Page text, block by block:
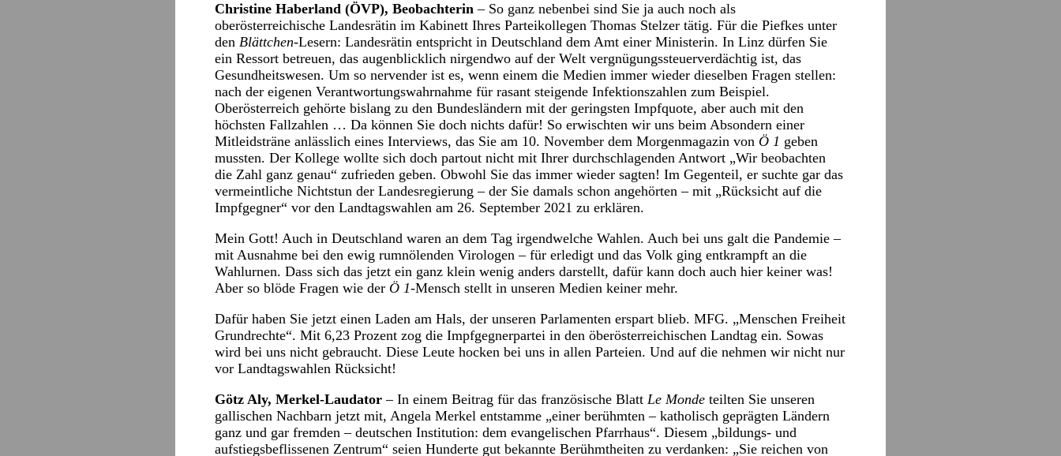
Christine Haberland (ÖVP), Beobachterin – So ganz nebenbei sind Sie ja auch noch als
oberösterreichische Landesrätin im Kabinett Ihres Parteikollegen Thomas Stelzer tätig. Für die Piefkes unter
den Blättchen-Lesern: Landesrätin entspricht in Deutschland dem Amt einer Ministerin. In Linz dürfen Sie
ein Ressort betreuen, das augenblicklich nirgendwo auf der Welt vergnügungssteuerverdächtig ist, das
Gesundheitswesen. Um so nervender ist es, wenn einem die Medien immer wieder dieselben Fragen stellen:
nach der eigenen Verantwortungswahrnahme für rasant steigende Infektionszahlen zum Beispiel.
Oberösterreich gehörte bislang zu den Bundesländern mit der geringsten Impfquote, aber auch mit den
höchsten Fallzahlen … Da können Sie doch nichts dafür! So erwischten wir uns beim Absondern einer
Mitleidsträne anlässlich eines Interviews, das Sie am 10. November dem Morgenmagazin von Ö 1 geben
mussten. Der Kollege wollte sich doch partout nicht mit Ihrer durchschlagenden Antwort „Wir beobachten
die Zahl ganz genau“ zufrieden geben. Obwohl Sie das immer wieder sagten! Im Gegenteil, er suchte gar das
vermeintliche Nichtstun der Landesregierung – der Sie damals schon angehörten – mit „Rücksicht auf die
Impfgegner“ vor den Landtagswahlen am 26. September 2021 zu erklären.
Mein Gott! Auch in Deutschland waren an dem Tag irgendwelche Wahlen. Auch bei uns galt die Pandemie –
mit Ausnahme bei den ewig rumnölenden Virologen – für erledigt und das Volk ging entkrampft an die
Wahlurnen. Dass sich das jetzt ein ganz klein wenig anders darstellt, dafür kann doch auch hier keiner was!
Aber so blöde Fragen wie der Ö 1-Mensch stellt in unseren Medien keiner mehr.
Dafür haben Sie jetzt einen Laden am Hals, der unseren Parlamenten erspart blieb. MFG. „Menschen Freiheit
Grundrechte“. Mit 6,23 Prozent zog die Impfgegnerpartei in den öberösterreichischen Landtag ein. Sowas
wird bei uns nicht gebraucht. Diese Leute hocken bei uns in allen Parteien. Und auf die nehmen wir nicht nur
vor Landtagswahlen Rücksicht!
Götz Aly, Merkel-Laudator – In einem Beitrag für das französische Blatt Le Monde teilten Sie unseren
gallischen Nachbarn jetzt mit, Angela Merkel entstamme „einer berühmten – katholisch geprägten Ländern
ganz und gar fremden – deutschen Institution: dem evangelischen Pfarrhaus“. Diesem „bildungs- und
aufstiegsbeflissenen Zentrum“ seien Hunderte gut bekannte Berühmtheiten zu verdanken: „Sie reichen von